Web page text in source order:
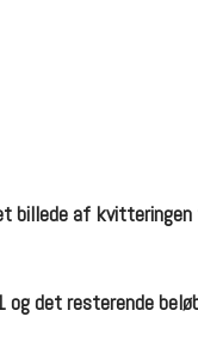
billede af kvitteringen
og det resterende